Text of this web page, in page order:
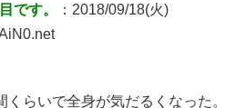
です。
：2018/09/18(火)
くらいで全身が気だるくなった。